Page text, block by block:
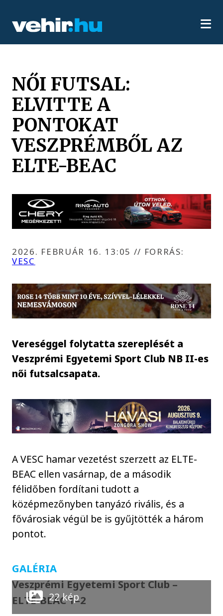
NŐI FUTSAL:
ELVITTE A
PONTOKAT
VESZPRÉMBŐL AZ
ELTE-BEAC
2026. FEBRUÁR 16. 13:05 // FORRÁS:
VESC
Vereséggel folytatta szereplését a
Veszprémi Egyetemi Sport Club NB II-es
női futsalcsapata.
A VESC hamar vezetést szerzett az ELTE-
BEAC ellen vasárnap, de a második
félidőben fordítani tudott a
középmezőnyben tanyázó rivális, és a
fővárosiak végül be is gyűjtötték a három
pontot.
GALÉRIA
Veszprémi Egyetemi Sport Club –
ELTE-BEAC 1–2
22 kép